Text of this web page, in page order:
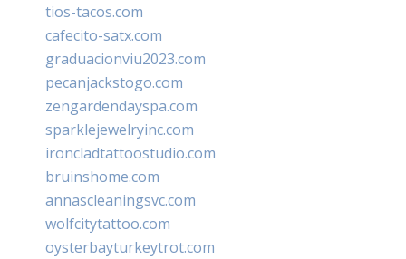
tios-tacos.com
cafecito-satx.com
graduacionviu2023.com
pecanjackstogo.com
zengardendayspa.com
sparklejewelryinc.com
ironcladtattoostudio.com
bruinshome.com
annascleaningsvc.com
wolfcitytattoo.com
oysterbayturkeytrot.com